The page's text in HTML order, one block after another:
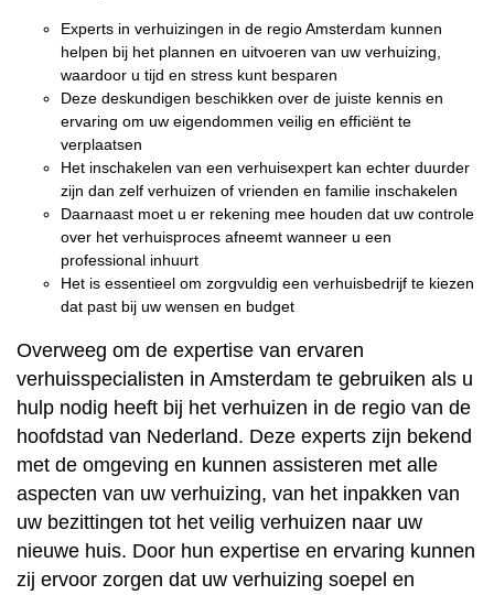
Experts in verhuizingen in de regio Amsterdam kunnen
helpen bij het plannen en uitvoeren van uw verhuizing,
waardoor u tijd en stress kunt besparen
Deze deskundigen beschikken over de juiste kennis en
ervaring om uw eigendommen veilig en efficiënt te
verplaatsen
Het inschakelen van een verhuisexpert kan echter duurder
zijn dan zelf verhuizen of vrienden en familie inschakelen
Daarnaast moet u er rekening mee houden dat uw controle
over het verhuisproces afneemt wanneer u een
professional inhuurt
Het is essentieel om zorgvuldig een verhuisbedrijf te kiezen
dat past bij uw wensen en budget
Overweeg om de expertise van ervaren
verhuisspecialisten in Amsterdam te gebruiken als u
hulp nodig heeft bij het verhuizen in de regio van de
hoofdstad van Nederland. Deze experts zijn bekend
met de omgeving en kunnen assisteren met alle
aspecten van uw verhuizing, van het inpakken van
uw bezittingen tot het veilig verhuizen naar uw
nieuwe huis. Door hun expertise en ervaring kunnen
zij ervoor zorgen dat uw verhuizing soepel en